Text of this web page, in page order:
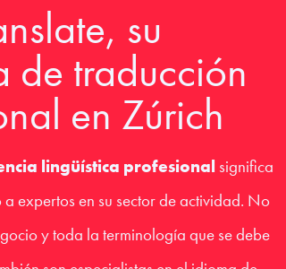
su
de traducción
en Zúrich
lingüística profesional significa
expertos en su sector de actividad. No
y toda la terminología que se debe